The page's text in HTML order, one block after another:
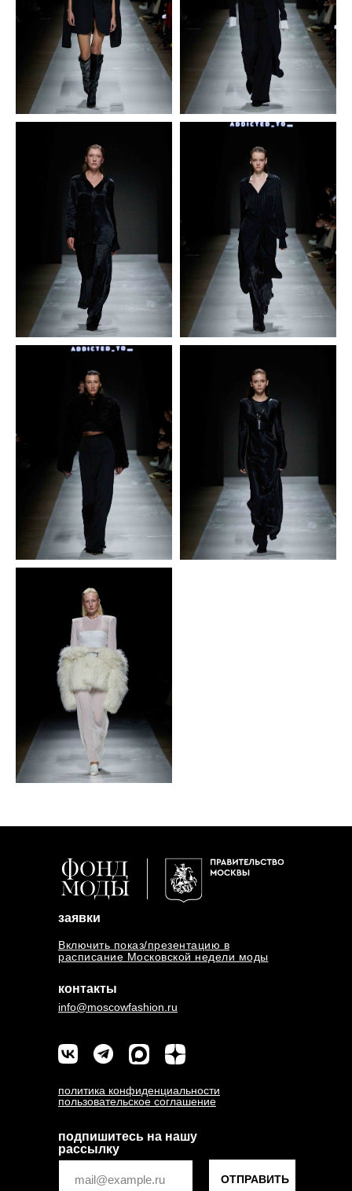
подпишитесь на нашу
рассылку
политика конфиденциальности
пользовательское соглашение
контакты
info@moscowfashion.ru
заявки
Включить показ/презентацию в
расписание Московской недели моды
ОТПРАВИТЬ